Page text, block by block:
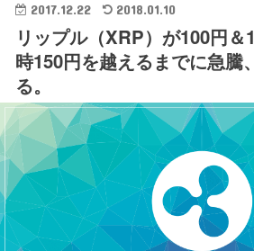
2017.12.22 2018.01.10
リップル（XRP）が100円
時150円を越えるまでに急騰
る。